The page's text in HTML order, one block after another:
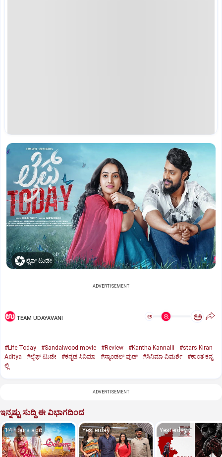
ಲೈಫ್‌ ಟುಡೇ
ADVERTISEMENT
TEAM UDAYAVANI ಅ ಅ
#Life Today #Sandalwood movie #Review #Kantha Kannalli
#stars Kiran
Aditya
#ಲೈಫ್‌ ಟುಡೇ #ಕನ್ನಡ ಸಿನಿಮಾ #ಸ್ಯಾಂಡಲ್‌ ವುಡ್‌ #ಸಿನಿಮಾ ವಿಮರ್ಶೆ
#ಕಾಂತ ಕನ್ನ
ಲ್ಲಿ
ADVERTISEMENT
ಇನ್ನಷ್ಟು ಸುದ್ದಿ ಈ ವಿಭಾಗದಿಂದ
14 hours ago Yesterday Yesterday